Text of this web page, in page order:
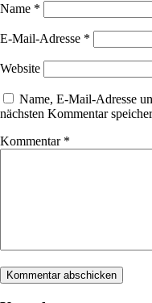
Name *
E-Mail-Adresse *
Website
Name, E-Mail-Adresse
nächsten Kommentar
Kommentar *